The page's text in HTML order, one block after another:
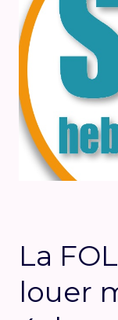
La
louer